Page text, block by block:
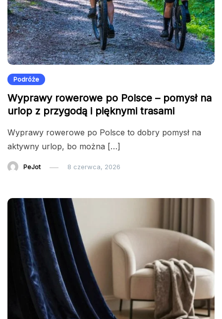
Podróże
Wyprawy rowerowe po Polsce – pomysł na
urlop z przygodą i pięknymi trasami
Wyprawy rowerowe po Polsce to dobry pomysł na
aktywny urlop, bo można […]
PeJot 8 czerwca, 2026